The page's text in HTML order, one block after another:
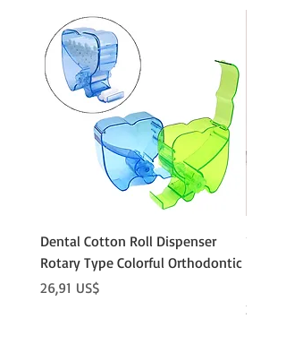
Dental Cotton Roll Dispenser
Rotary Type Colorful Orthodontic
Precio
26,91 US$
Precio
21,86